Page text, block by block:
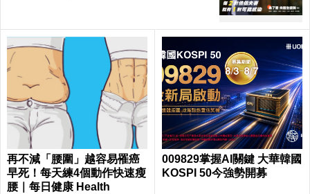
再不減「腰圍」越容易罹癌
早死！每天練4個動作快速瘦
腰｜每日健康 Health
009829掌握AI關鍵 大華韓國
KOSPI 50今強勢開募